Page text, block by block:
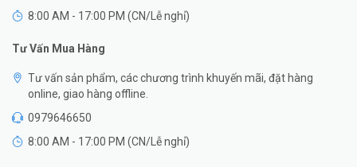
8:00 AM - 17:00 PM (CN/Lễ nghỉ)
Tư Vấn Mua Hàng
Tư vấn sản phẩm, các chương trình khuyến mãi, đặt hàng
online, giao hàng offline.
0979646650
8:00 AM - 17:00 PM (CN/Lễ nghỉ)